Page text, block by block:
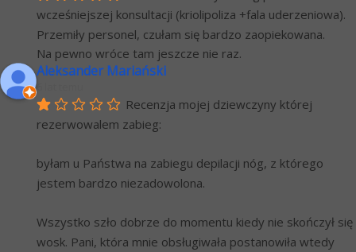
wcześniejszej konsultacji (kriolipoliza +fala uderzeniowa).
Przemiły personel, czułam się bardzo zaopiekowana.
Na pewno wróce tam jeszcze nie raz.
Aleksander Mariański
Recenzja mojej dziewczyny której
rezerwowalem zabieg:
byłam u Państwa na zabiegu depilacji nóg, z którego
jestem bardzo niezadowolona.
Wszystko szło dobrze do momentu kiedy nie skończył się
wosk. Pani, która mnie obsługiwała postanowiła wtedy